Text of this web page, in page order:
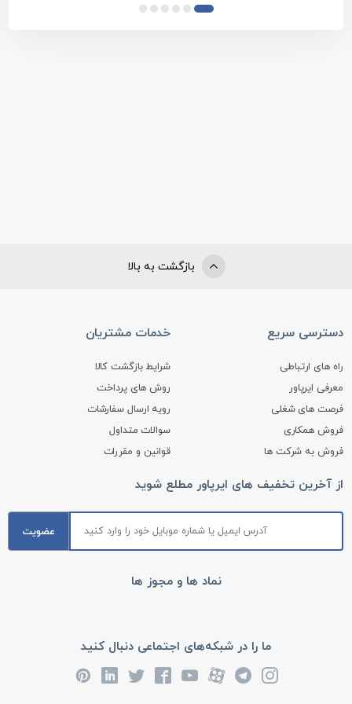
بازگشت به بالا
دسترسی سریع
راه های ارتباطی
معرفی ایرپاور
فرصت های شغلی
فروش همکاری
فروش به شرکت ها
خدمات مشتریان
شرایط بازگشت کالا
روش های پرداخت
رویه ارسال سفارشات
سوالات متداول
قوانین و مقررات
از آخرین تخفیف های ایرپاور مطلع شوید
عضویت
نماد ها و مجوز ها
ما را در شبکه‌های اجتماعی دنبال کنید